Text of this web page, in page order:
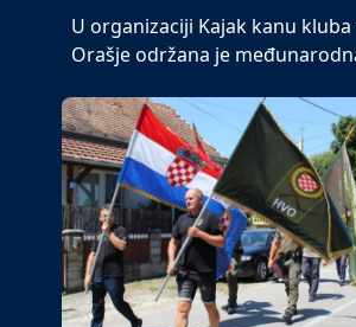
U organizaciji Kajak kanu kluba
Orašje održana je